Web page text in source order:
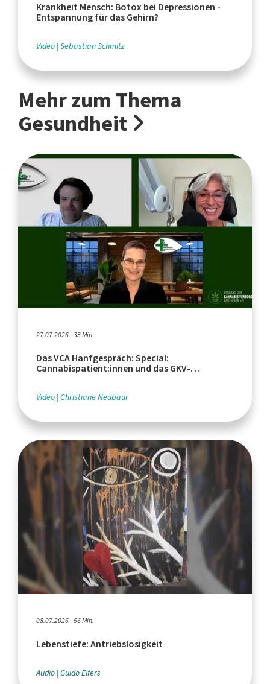
Krankheit Mensch: Botox bei Depressionen -
Entspannung für das Gehirn?
Video Sebastian Schmitz
Mehr zum Thema
Gesundheit
27.07.2026 - 33 Min.
Das VCA Hanfgespräch: Special:
Cannabispatient:innen und das GKV-
Video Christiane Neubaur
08.07.2026 - 56 Min.
Lebenstiefe: Antriebslosigkeit
Audio Guido Elfers